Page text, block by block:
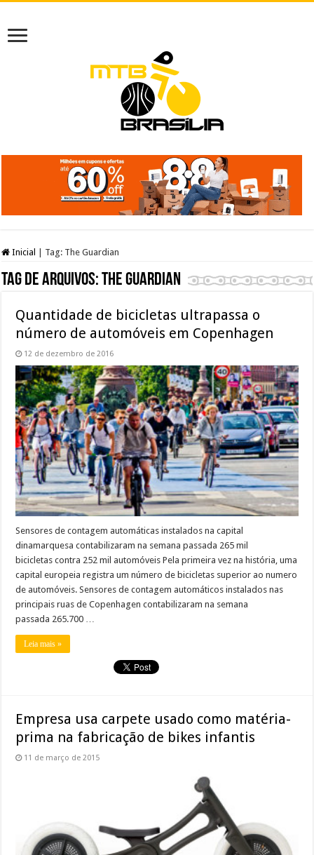
Inicial Tag: The Guardian
Tag de arquivos:The Guardian
Quantidade de bicicletas ultrapassa o
número de automóveis em Copenhagen
12 de dezembro de 2016
Sensores de contagem automáticas instalados na capital
dinamarquesa contabilizaram na semana passada 265 mil
bicicletas contra 252 mil automóveis Pela primeira vez na história, uma
capital europeia registra um número de bicicletas superior ao numero
de automóveis. Sensores de contagem automáticos instalados nas
principais ruas de Copenhagen contabilizaram na semana
passada 265.700 …
Leia mais »
Empresa usa carpete usado como matéria-
prima na fabricação de bikes infantis
11 de março de 2015